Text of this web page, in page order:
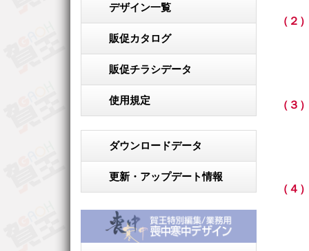
（２
（３
（４
デザイン一覧
販促カタログ
販促チラシデータ
使用規定
ダウンロードデータ
更新・アップデート情報